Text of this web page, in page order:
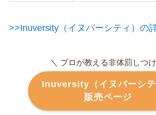
>>Inuversity（イヌバーシティ）の
＼ プロが教える非体罰しつ
Inuversity（イヌバーシテ
販売ページ